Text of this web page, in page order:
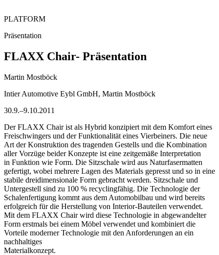
PLATFORM
Präsentation
FLAXX Chair- Präsentation
Martin Mostböck
Intier Automotive Eybl GmbH, Martin Mostböck
30.9.–9.10.2011
Der FLAXX Chair ist als Hybrid konzipiert mit dem Komfort eines
Freischwingers und der Funktionalität eines Vierbeiners. Die neue
Art der Konstruktion des tragenden Gestells und die Kombination
aller Vorzüge beider Konzepte ist eine zeitgemäße Interpretation
in Funktion wie Form. Die Sitzschale wird aus Naturfasermatten
gefertigt, wobei mehrere Lagen des Materials gepresst und so in eine
stabile dreidimensionale Form gebracht werden. Sitzschale und
Untergestell sind zu 100 % recyclingfähig. Die Technologie der
Schalenfertigung kommt aus dem Automobilbau und wird bereits
erfolgreich für die Herstellung von Interior-Bauteilen verwendet.
Mit dem FLAXX Chair wird diese Technologie in abgewandelter
Form erstmals bei einem Möbel verwendet und kombiniert die
Vorteile moderner Technologie mit den Anforderungen an ein
nachhaltiges
Materialkonzept.